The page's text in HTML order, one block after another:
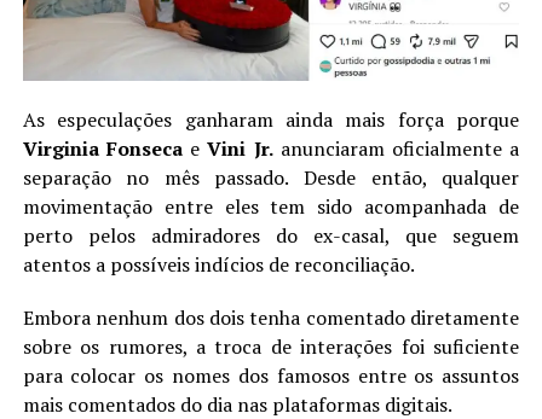
As especulações ganharam ainda mais força porque
Virginia FonsecaeVini Jr.anunciaram oficialmente a
separação no mês passado. Desde então, qualquer
movimentação entre eles tem sido acompanhada de
perto pelos admiradores do ex-casal, que seguem
atentos a possíveis indícios de reconciliação.
Embora nenhum dos dois tenha comentado diretamente
sobre os rumores, a troca de interações foi suficiente
para colocar os nomes dos famosos entre os assuntos
mais comentados do dia nas plataformas digitais.